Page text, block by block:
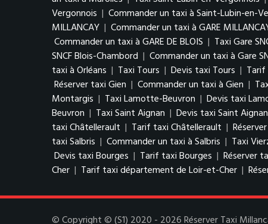
Vergonnois | Commander un taxi à Saint-Lubin-en-
MILLANCAY | Commander un taxi à GARE
Commander un taxi à GARE DE BLOIS | Taxi Gare
SNCF Blois-Chambord | Commander un taxi à Gare
taxi à Orléans | Taxi Tours | Devis taxi Tours |
Réserver taxi Gien | Commander un taxi à Gien |
Montargis | Taxi Lamotte-Beuvron | Devis taxi
Beuvron | Taxi Saint Aignan | Devis taxi Saint Aignan
taxi Châtellerault | Tarif taxi Châtellerault |
taxi Salbris | Commander un taxi à Salbris | Taxi
Devis taxi Bourges | Tarif taxi Bourges | Réserver
Cher | Tarif taxi département de Loir-et-Cher |
© Copyright © (S1) 2020 - 2026 Réserver Taxi